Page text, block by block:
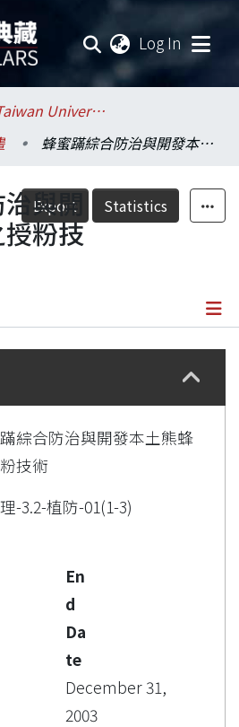
Log In
.National Taiwan University / 國立臺灣大學
蜂蜜蹣綜合防治與開發本土熊蜂之授粉技術
Export Statistics
與開
粉技
Details
綜合防治與開發本土熊蜂
技術
-3.2-植防-01(1-3)
En
d
Da
te
December 31,
2003